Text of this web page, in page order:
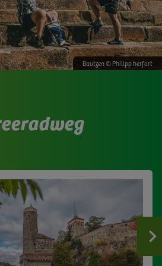
Bautzen © Philipp herfort